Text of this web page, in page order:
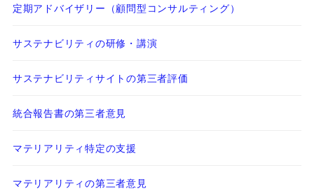
定期アドバイザリー（顧問型コンサルティング）
サステナビリティの研修・講演
サステナビリティサイトの第三者評価
統合報告書の第三者意見
マテリアリティ特定の支援
マテリアリティの第三者意見